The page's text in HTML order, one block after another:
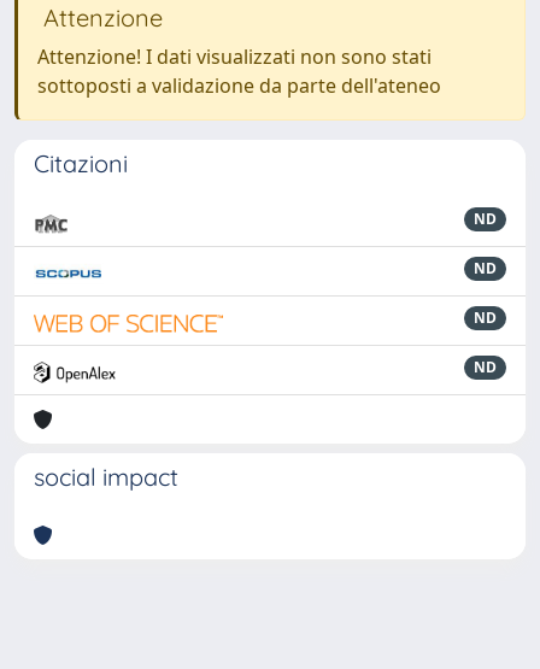
Attenzione
Attenzione! I dati visualizzati non sono stati
sottoposti a validazione da parte dell'ateneo
Citazioni
ND
ND
ND
ND
social impact